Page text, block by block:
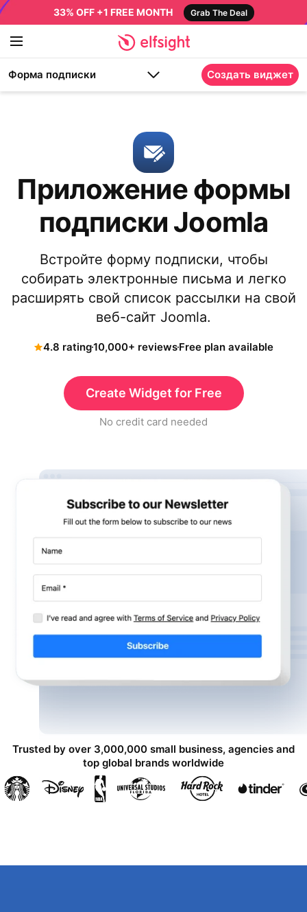
33% OFF +1 FREE MONTH Grab The Deal
Форма подписки Создать виджет
Приложение формы
подписки Joomla
Встройте форму подписки, чтобы
собирать электронные письма и легко
расширять свой список рассылки на свой
веб-сайт Joomla.
4.8 rating10,000+ reviewsFree plan available
Create Widget for Free
No credit card needed
Trusted by over 3,000,000 small business, agencies and
top global brands worldwide